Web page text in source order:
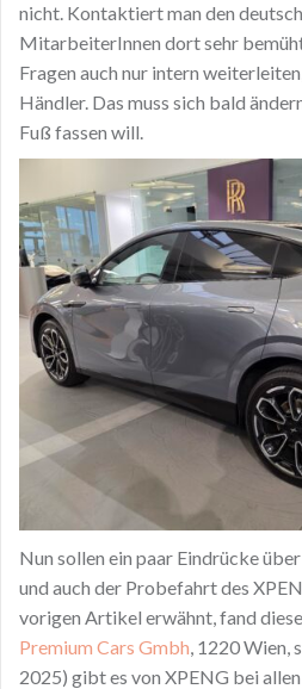
nicht. Kontaktiert man den
MitarbeiterInnen dort sehr
Fragen auch nur intern
Händler. Das muss sich bald
Fuß fassen will.
Nun sollen ein paar Eindrücke
und auch der Probefahrt des
vorigen Artikel erwähnt, fand
Premium Cars Gmbh, 1220 Wien,
2025) gibt es von XPENG bei